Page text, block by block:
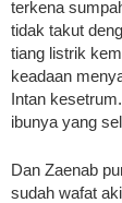
terkena
tidak takut
tiang listrik
keadaan
Intan
ibunya yang
Dan Zaenab
sudah wafat